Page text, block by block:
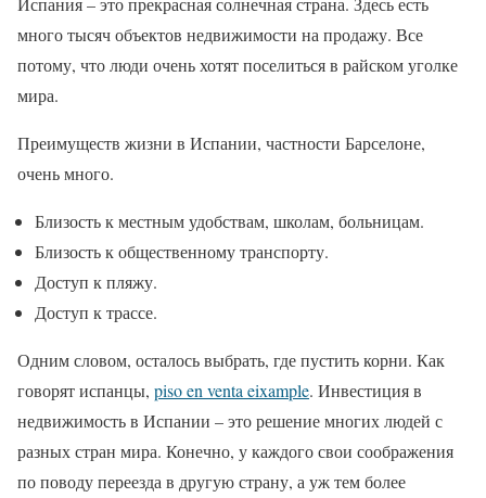
много тысяч объектов недвижимости на продажу. Все
потому, что люди очень хотят поселиться в райском уголке
мира.
Преимуществ жизни в Испании, частности Барселоне,
очень много.
Близость к местным удобствам, школам, больницам.
Близость к общественному транспорту.
Доступ к пляжу.
Доступ к трассе.
Одним словом, осталось выбрать, где пустить корни. Как
говорят испанцы, piso en venta eixample. Инвестиция в
недвижимость в Испании – это решение многих людей с
разных стран мира. Конечно, у каждого свои соображения
по поводу переезда в другую страну, а уж тем более